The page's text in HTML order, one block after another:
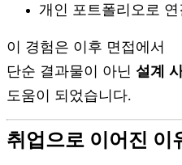
개인 포트폴리오로
이 경험은 이후 면접에서
단순 결과물이 아닌 설계
도움이 되었습니다.
취업으로 이어진 이